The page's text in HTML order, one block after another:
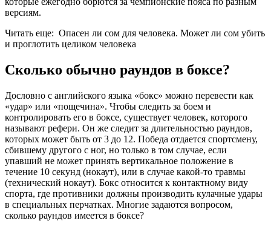
версиям.
Читать еще: Опасен ли сом для человека. Может ли сом убить
и проглотить целиком человека
Сколько обычно раундов в боксе?
Дословно с английского языка «бокс» можно перевести как
«удар» или «пощечина». Чтобы следить за боем и
контролировать его в боксе, существует человек, которого
называют рефери. Он же следит за длительностью раундов,
которых может быть от 3 до 12. Победа отдается спортсмену,
сбившему другого с ног, но только в том случае, если
упавший не может принять вертикальное положение в
течение 10 секунд (нокаут), или в случае какой-то травмы
(технический нокаут). Бокс относится к контактному виду
спорта, где противники должны производить кулачные удары
в специальных перчатках. Многие задаются вопросом,
сколько раундов имеется в боксе?